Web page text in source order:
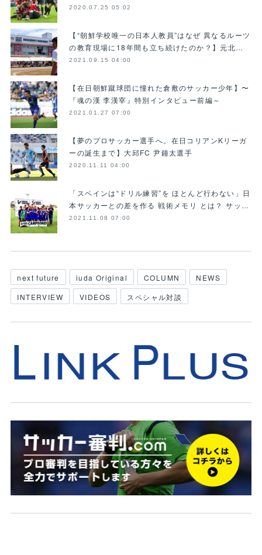
2020.07.25 05:02
【“朝鮮学校唯一の日本人教員”はなぜ 異なるルーツ
の教育現場に18年間も立ち続けたのか？】元北…
2021.09.15 04:00
【在日朝鮮蹴球団に憧れた倉敷のサッカー少年】〜
『魂の漢 李漢宰』特別インタビュー前編～
2021.01.27 07:00
【夢のプロサッカー選手へ。在日コリアンKリーガ
ーの誕生まで】大邱FC 尹鐘太選手
2020.11.11 04:00
「スペインは“ドリル練習”を ほとんど行わない」日
本サッカーとの差を作る 戦術メモリ とは？ サッ…
2021.11.08 07:00
next future iuda Original COLUMN
NEWS
INTERVIEW
VIDEOS スペシャル対談